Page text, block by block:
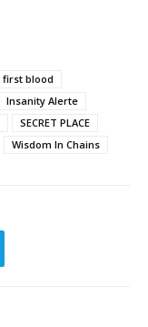
first blood
Insanity Alerte
SECRET PLACE
Wisdom In Chains